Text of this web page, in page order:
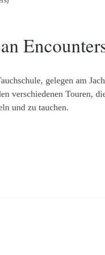
gelegen am
verschiedenen Touren,
und zu tauchen.